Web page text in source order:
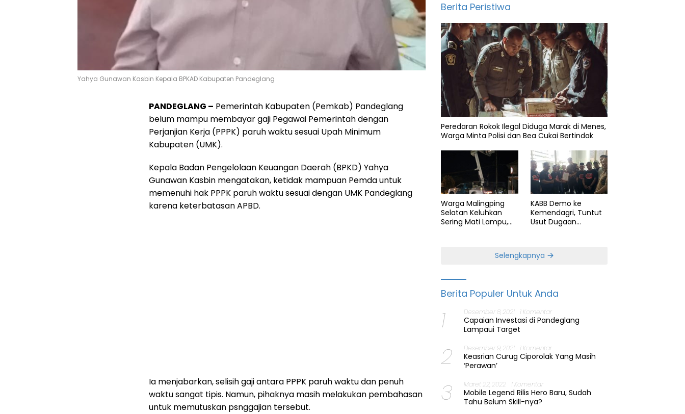
Yahya Gunawan Kasbin Kepala BPKAD Kabupaten Pandeglang
PANDEGLANG – Pemerintah Kabupaten (Pemkab) Pandeglang
belum mampu membayar gaji Pegawai Pemerintah dengan
Perjanjian Kerja (PPPK) paruh waktu sesuai Upah Minimum
Kabupaten (UMK).
Kepala Badan Pengelolaan Keuangan Daerah (BPKD) Yahya
Gunawan Kasbin mengatakan, ketidak mampuan Pemda untuk
memenuhi hak PPPK paruh waktu sesuai dengan UMK Pandeglang
karena keterbatasan APBD.
Ia menjabarkan, selisih gaji antara PPPK paruh waktu dan penuh
waktu sangat tipis. Namun, pihaknya masih melakukan pembahasan
untuk memutuskan psnggajian tersebut.
Berita Peristiwa
Peredaran Rokok Ilegal Diduga Marak di Menes,
Warga Minta Polisi dan Bea Cukai Bertindak
Warga Malingping
Selatan Keluhkan
Sering Mati Lampu,
KABB Demo ke
Kemendagri, Tuntut
Usut Dugaan
Selengkapnya
Berita Populer Untuk Anda
1 Desember 8, 2021 1 Komentar
Capaian Investasi di Pandeglang
Lampaui Target
2 Desember 9, 2021 1 Komentar
Keasrian Curug Ciporolak Yang Masih
‘Perawan’
3 Maret 22, 2022 1 Komentar
Mobile Legend Rilis Hero Baru, Sudah
Tahu Belum Skill-nya?